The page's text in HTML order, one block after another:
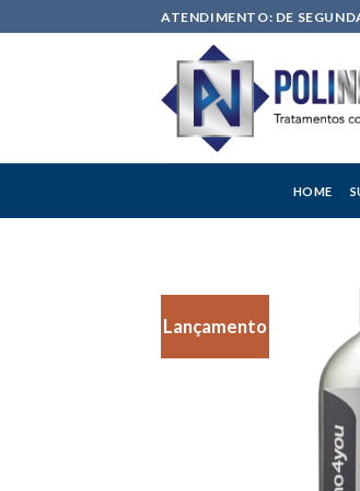
to
ATENDIMENTO: DE
HOME
Lançamento